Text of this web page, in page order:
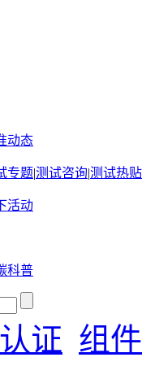
动态
专题|测试咨询|测试热贴
活动
科普
认证 组件